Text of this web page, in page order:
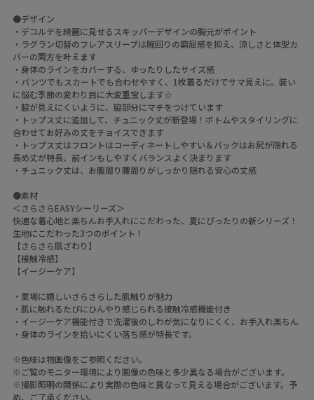
●デザイン
・デコルテを綺麗に見せるスキッパーデザインの胸元がポイント
・ラグラン切替のフレアスリーブは腕回りの窮屈感を抑え、涼しさと体型カ
バーの両方を叶えます
・身体のラインをカバーする、ゆったりしたサイズ感
・パンツでもスカートでも合わせやすく、1枚着るだけでサマ見えに。装い
に悩む季節の変わり目に大変重宝します☆
・脇が見えにくいように、脇部分にマチをつけています
・トップス丈に追加して、チュニック丈が新登場！ボトムやスタイリングに
合わせてお好みの丈をチョイスできます
・トップス丈はフロントはコーディネートしやすい＆バックはお尻が隠れる
長め丈が特長、前インもしやすくバランスよく決まります
・チュニック丈は、お腹周り腰周りがしっかり隠れる安心の丈感
●素材
＜さらさらEASYシーリーズ＞
快適な着心地と楽ちんお手入れにこだわった、夏にぴったりの新シリーズ！
生地にこだわった3つのポイント！
【さらさら肌ざわり】
【接触冷感】
【イージーケア】
・夏場に嬉しいさらさらした肌触りが魅力
・肌に触れるたびにひんやり感じられる接触冷感機能付き
・イージーケア機能付きで洗濯後のしわが気になりにくく、お手入れ楽ちん
・身体のラインを拾いにくい落ち感が特長です。
※色味は物画像をご参照ください。
※ご覧のモニター環境により画像の色味と多少異なる場合がございます。
※撮影照明の関係により実際の色味と異なって見える場合がございます。予
め、ご了承ください。